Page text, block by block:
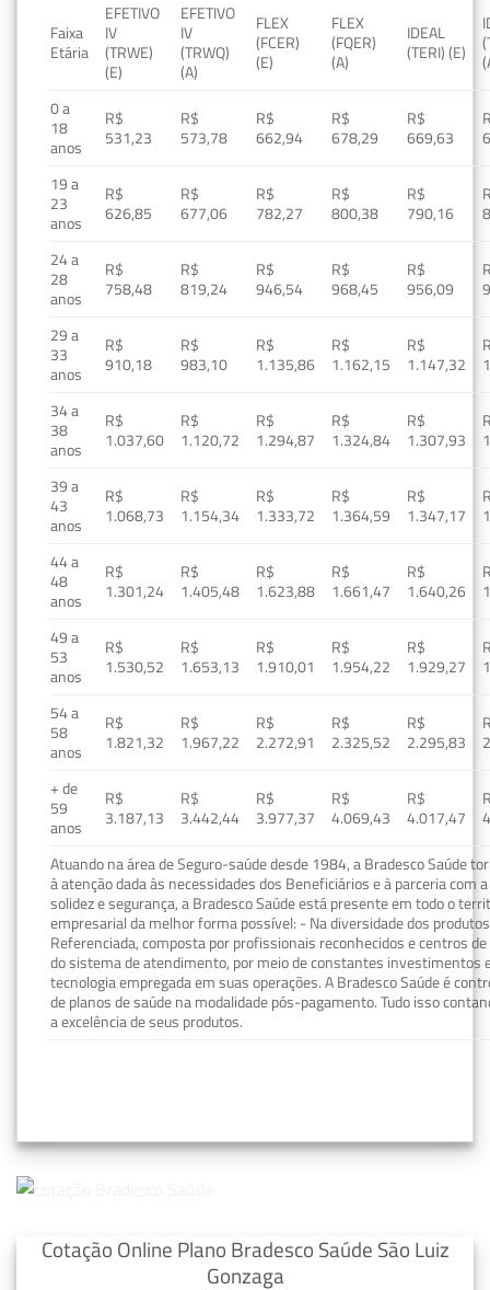
Faixa
Etária
EFETIVO
IV
(TRWE)
(E)
EFETIVO
IV
(TRWQ)
(A)
FLEX
(FCER)
(E)
FLEX
(FQER)
(A)
IDEAL
(TERI) (E)
0 a
18
anos
R$
531,23
R$
573,78
R$
662,94
R$
678,29
R$
669,63
19 a
23
anos
R$
626,85
R$
677,06
R$
782,27
R$
800,38
R$
790,16
24 a
28
anos
R$
758,48
R$
819,24
R$
946,54
R$
968,45
R$
956,09
29 a
33
anos
R$
910,18
R$
983,10
R$
1.135,86
R$
1.162,15
R$
1.147,32
34 a
38
anos
R$
1.037,60
R$
1.120,72
R$
1.294,87
R$
1.324,84
R$
1.307,93
39 a
43
anos
R$
1.068,73
R$
1.154,34
R$
1.333,72
R$
1.364,59
R$
1.347,17
44 a
48
anos
R$
1.301,24
R$
1.405,48
R$
1.623,88
R$
1.661,47
R$
1.640,26
49 a
53
anos
R$
1.530,52
R$
1.653,13
R$
1.910,01
R$
1.954,22
R$
1.929,27
54 a
58
anos
R$
1.821,32
R$
1.967,22
R$
2.272,91
R$
2.325,52
R$
2.295,83
+ de
59
anos
R$
3.187,13
R$
3.442,44
R$
3.977,37
R$
4.069,43
R$
4.017,47
Atuando na área de Seguro-saúde desde 1984, a Bradesco Saúde
à atenção dada às necessidades dos Beneficiários e à parceria com
solidez e segurança, a Bradesco Saúde está presente em todo o
empresarial da melhor forma possível: - Na diversidade dos
Referenciada, composta por profissionais reconhecidos e centros
do sistema de atendimento, por meio de constantes investimentos
tecnologia empregada em suas operações. A Bradesco Saúde é
de planos de saúde na modalidade pós-pagamento. Tudo isso
a excelência de seus produtos.
Cotação Online Plano Bradesco Saúde São Luiz
Gonzaga